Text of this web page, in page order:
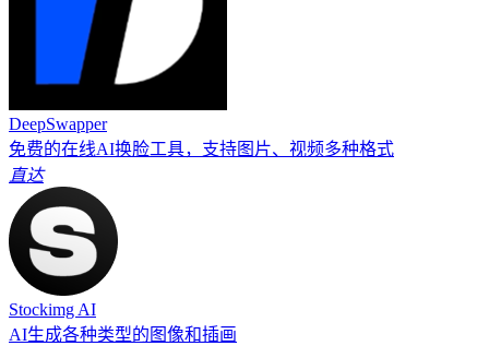
DeepSwapper
免费的在线AI换脸工具，支持图片、视频多种格式
直达
Stockimg AI
AI生成各种类型的图像和插画